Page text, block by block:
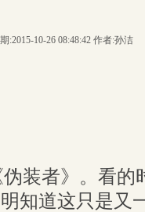
:2015-10-26 08:48:42 作者:孙洁
装者》。看的
知道这只是又